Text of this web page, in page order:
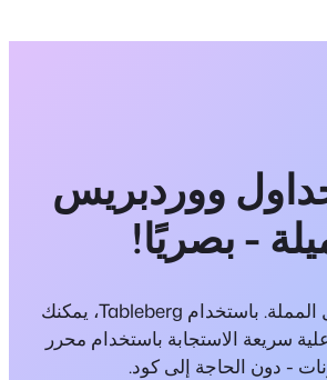
ووردبريس
- بصريًا!
قل وداعًا للجداول المملة. باستخدام Tableberg، يمكنك
سريعة الاستجابة باستخدام محرر
- دون الحاجة إلى كود.